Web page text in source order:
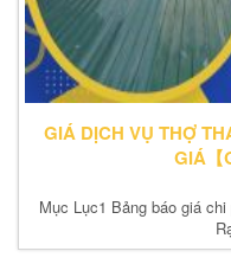
GIÁ DỊCH VỤ THỢ
GIÁ【
Mục Lục1 Bảng báo giá